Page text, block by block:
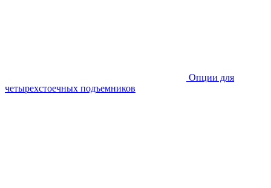
Опции для
четырехстоечных подъемников